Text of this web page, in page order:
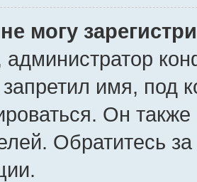
могу
имя, под
Он
Обратитесь